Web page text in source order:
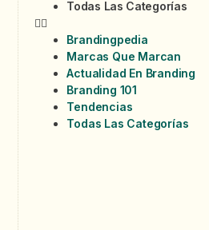
Todas Las Categorías
Brandingpedia
Marcas Que Marcan
Actualidad En Branding
Branding 101
Tendencias
Todas Las Categorías